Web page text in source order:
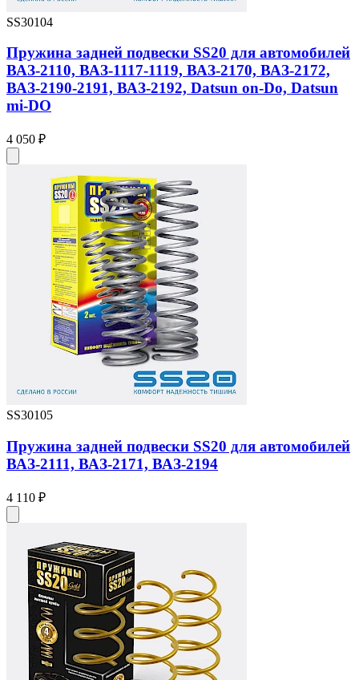
SS30104
Пружина задней подвески SS20 для автомобилей
ВАЗ-2110, ВАЗ-1117-1119, ВАЗ-2170, ВАЗ-2172,
ВАЗ-2190-2191, ВАЗ-2192, Datsun on-Do, Datsun
mi-DO
4 050 ₽
SS30105
Пружина задней подвески SS20 для автомобилей
ВАЗ-2111, ВАЗ-2171, ВАЗ-2194
4 110 ₽